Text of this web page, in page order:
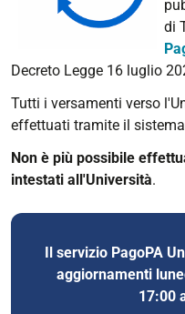
di
Decreto Legge 16 luglio
Tutti i versamenti verso
effettuati tramite il
Non è più possibile
intestati all'Università.
Il servizio PagoPA
aggiornamenti
17:00